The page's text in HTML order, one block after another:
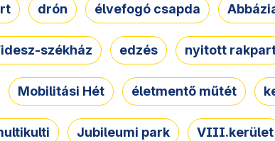
drón élvefogó csapda
székház edzés nyitott
Mobilitási Hét életmentő műtét
Jubileumi park VIII.kerület